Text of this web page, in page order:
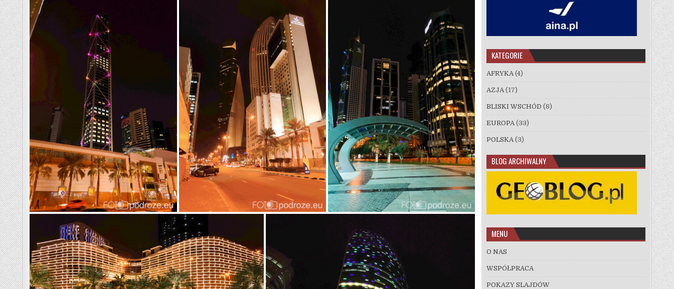
KATEGORIE
AFRYKA (4)
AZJA (17)
BLISKI WSCHÓD (8)
EUROPA (33)
POLSKA (3)
BLOG ARCHIWALNY
MENU
O NAS
WSPÓŁPRACA
POKAZY SLAJDÓW